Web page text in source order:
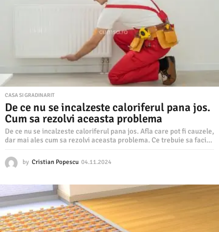
CASA SI GRADINARIT
De ce nu se incalzeste caloriferul pana jos.
Cum sa rezolvi aceasta problema
De ce nu se incalzeste caloriferul pana jos. Afla care pot fi cauzele,
dar mai ales cum sa rezolvi aceasta problema. Ce trebuie sa faci...
by Cristian Popescu 04.11.2024
1
1
0